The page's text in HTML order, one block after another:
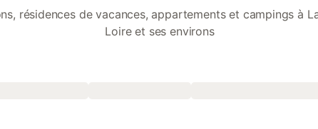
résidences de vacances, appartements et campings à
Loire et ses environs